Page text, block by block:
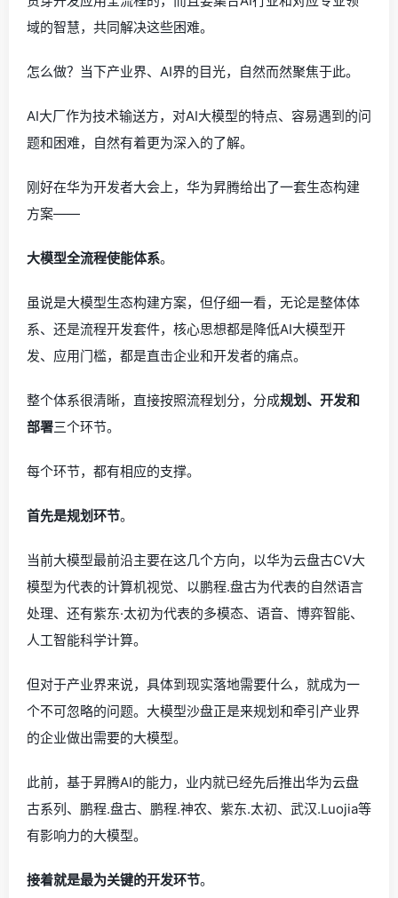
域的智慧，共同解决这些困难。
怎么做？当下产业界、AI界的目光，自然而然聚焦于此。
AI大厂作为技术输送方，对AI大模型的特点、容易遇到的问
题和困难，自然有着更为深入的了解。
刚好在华为开发者大会上，华为昇腾给出了一套生态构建
方案——
大模型全流程使能体系。
虽说是大模型生态构建方案，但仔细一看，无论是整体体
系、还是流程开发套件，核心思想都是降低AI大模型开
发、应用门槛，都是直击企业和开发者的痛点。
整个体系很清晰，直接按照流程划分，分成规划、开发和
部署三个环节。
每个环节，都有相应的支撑。
首先是规划环节。
当前大模型最前沿主要在这几个方向，以华为云盘古CV大
模型为代表的计算机视觉、以鹏程.盘古为代表的自然语言
处理、还有紫东·太初为代表的多模态、语音、博弈智能、
人工智能科学计算。
但对于产业界来说，具体到现实落地需要什么，就成为一
个不可忽略的问题。大模型沙盘正是来规划和牵引产业界
的企业做出需要的大模型。
此前，基于昇腾AI的能力，业内就已经先后推出华为云盘
古系列、鹏程.盘古、鹏程.神农、紫东.太初、武汉.Luojia等
有影响力的大模型。
接着就是最为关键的开发环节。